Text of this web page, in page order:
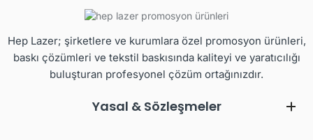
Hep Lazer; şirketlere ve kurumlara özel promosyon ürünleri,
baskı çözümleri ve tekstil baskısında kaliteyi ve yaratıcılığı
buluşturan profesyonel çözüm ortağınızdır.
Yasal & Sözleşmeler